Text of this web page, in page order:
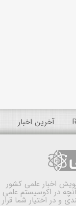
آخرین اخبار
اخبار علمی کشور
در اکوسیستم علمی
و در اختیار شما قرار